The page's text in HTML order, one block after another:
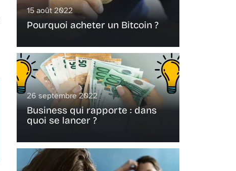
15 août 2022
Pourquoi acheter un Bitcoin ?
26 septembre 2022
Business qui rapporte : dans
quoi se lancer ?